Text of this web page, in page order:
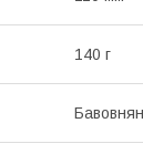
140 г